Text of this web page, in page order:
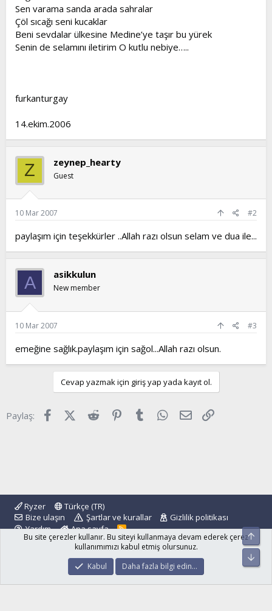
Sen varama sanda arada sahralar
Çöl sıcağı seni kucaklar
Beni sevdalar ülkesine Medine’ye taşır bu yürek
Senin de selamını iletirim O kutlu nebiye…..
furkanturgay
14.ekim.2006
Z zeynep_hearty
Guest
10 Mar 2007 #2
paylaşım için teşekkürler ..Allah razı olsun selam ve dua ile...
A asikkulun
New member
10 Mar 2007 #3
emeğine sağlık.paylaşım için sağol...Allah razı olsun.
Cevap yazmak için giriş yap yada kayıt ol.
Paylaş: FacebookX (Twitter)
Reddit Pinterest
Tumblr WhatsApp
E-posta
Ryzer
Türkçe (TR)
Bize ulaşın
Şartlar ve kurallar
Gizlilik politikası
Yardım
Ana sayfa
R
S
S
Community platform by XenForo ® © 2010-2024 XenForo Ltd.
© 2001 - 2024
Bu site çerezler kullanır. Bu siteyi kullanmaya devam ederek çerez
kullanımımızı kabul etmiş olursunuz.
Kabul
Daha fazla bilgi edin…
Üst
Alt